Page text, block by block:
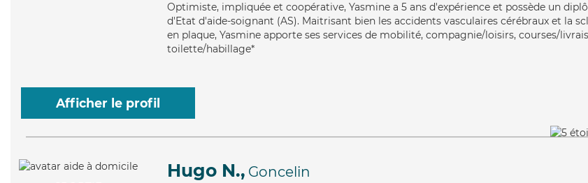
Optimiste, impliquée et coopérative, Yasmine a 5 ans d'expérience et possède un
d'Etat d'aide-soignant (AS). Maitrisant bien les accidents vasculaires cérébraux et la
en plaque, Yasmine apporte ses services de mobilité, compagnie/loisirs, courses/
toilette/habillage*
Afficher le profil
Hugo N., Goncelin